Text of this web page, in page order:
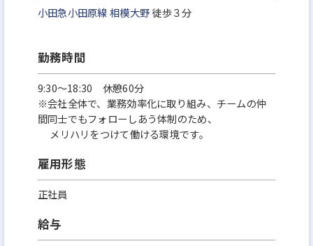
小田急小田原線相模大野徒歩３分
勤務時間
9:30〜18:30 休憩60分
※会社全体で、業務効率化に取り組み、チームの仲
間同士でもフォローしあう体制のため、
メリハリをつけて働ける環境です。
雇用形態
正社員
給与